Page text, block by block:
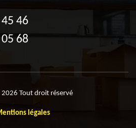
46
68
Tout droit réservé
légales